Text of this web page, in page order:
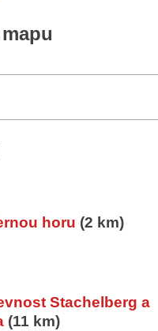
horu (2 km)
Stachelberg a
(11 km)